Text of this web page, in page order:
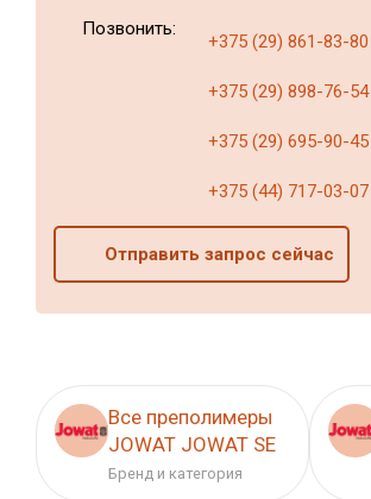
Позвонить:
+375 (29) 861-83-80
+375 (29) 898-76-54
+375 (29) 695-90-45
+375 (44) 717-03-07
Отправить запрос сейчас
Все преполимеры
JOWAT JOWAT SE
Бренд и категория